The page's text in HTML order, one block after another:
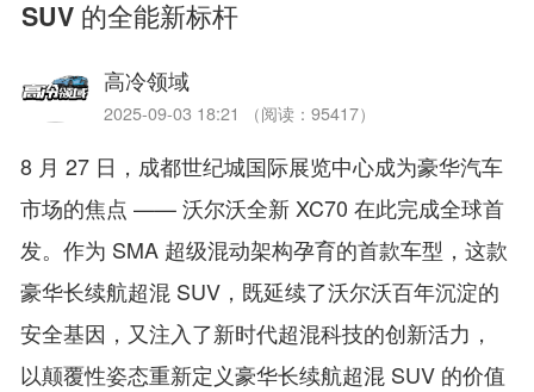
SUV 的全能新标杆​
高冷领域
2025-09-03 18:21 （阅读：95417）
8 月 27 日，成都世纪城国际展览中心成为豪华汽车
市场的焦点 —— 沃尔沃全新 XC70 在此完成全球首
发。作为 SMA 超级混动架构孕育的首款车型，这款
豪华长续航超混 SUV，既延续了沃尔沃百年沉淀的
安全基因，又注入了新时代超混科技的创新活力，
以颠覆性姿态重新定义豪华长续航超混 SUV 的价值